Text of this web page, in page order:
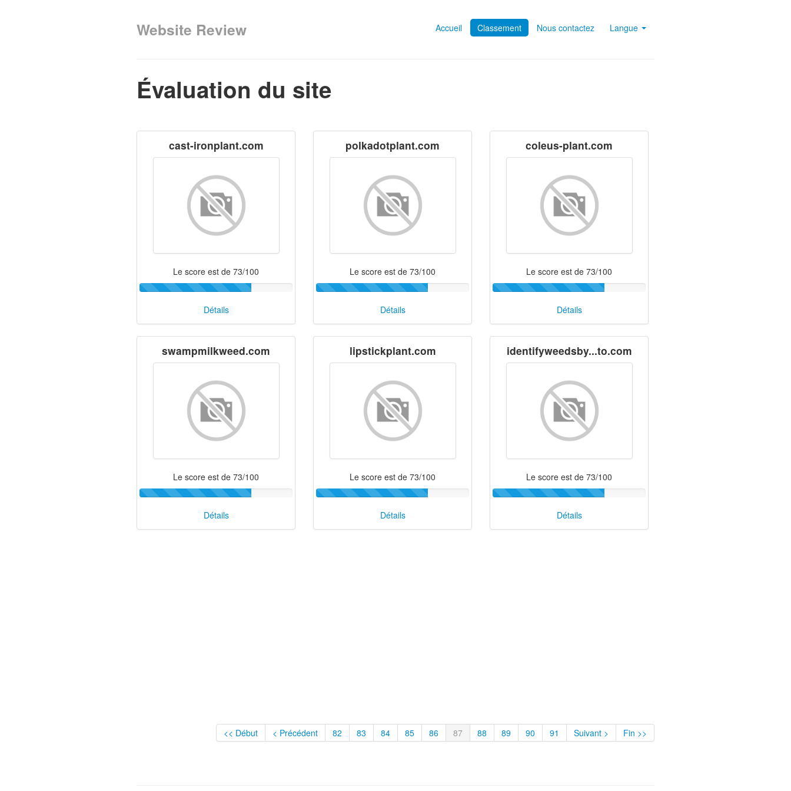
Accueil Classement Nous contactez Langue
Website Review
Évaluation du site
cast-ironplant.com
Le score est de 73/100
Détails
polkadotplant.com
Le score est de 73/100
Détails
coleus-plant.com
Le score est de 73/100
Détails
swampmilkweed.com
Le score est de 73/100
Détails
lipstickplant.com
Le score est de 73/100
Détails
identifyweedsby...to.com
Le score est de 73/100
Détails
<< Début < Précédent 82 83 84 85 86 87 88 89 90 91 Suivant > Fin >>